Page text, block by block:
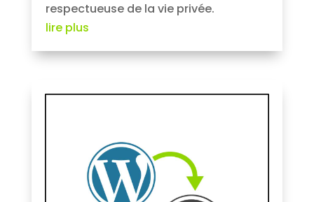
respectueuse de la vie privée.
lire plus